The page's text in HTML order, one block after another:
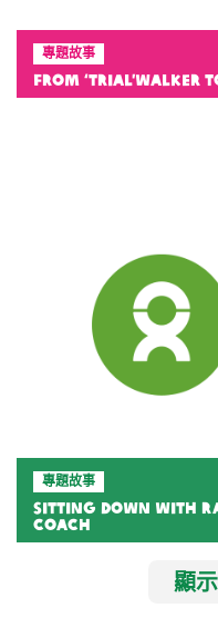
專題故事
From ‘Trial’walker
專題故事
Sitting down with
coach
顯